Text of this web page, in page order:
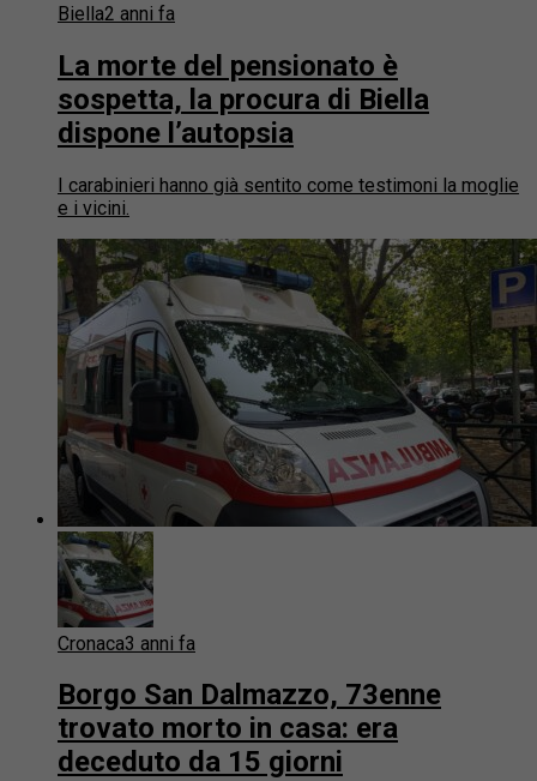
Biella2 anni fa
La morte del pensionato è
sospetta, la procura di Biella
dispone l’autopsia
I carabinieri hanno già sentito come testimoni la moglie
e i vicini.
Cronaca3 anni fa
Borgo San Dalmazzo, 73enne
trovato morto in casa: era
deceduto da 15 giorni